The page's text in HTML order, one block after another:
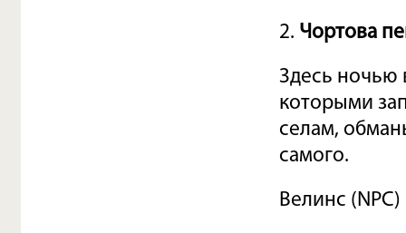
2. Чортова
Здесь ночью
которыми
селам,
самого.
Велинс (NPC)